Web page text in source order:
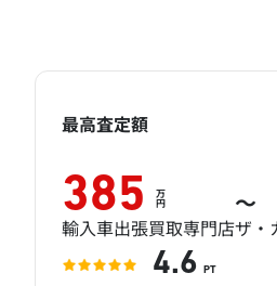
最高査定額
385 万
円 ～
輸入車出張買取専門店ザ・
4.6 PT